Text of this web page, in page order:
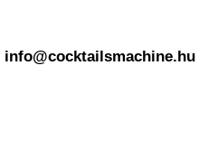
info@cocktailsmachine.hu